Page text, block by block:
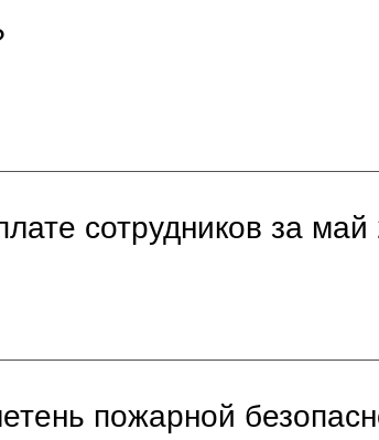
сотрудников за май
пожарной